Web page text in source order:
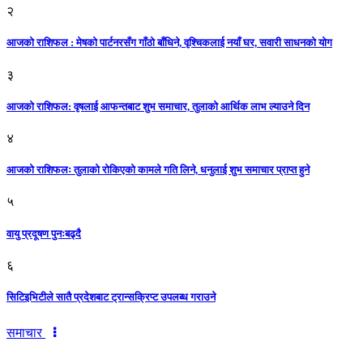
२
आजको राशिफल : मेषको पार्टनरसँग गाँठो बाँधिने, वृश्चिकलाई नयाँ घर, सवारी साधनकाे याेग
३
आजकाे राशिफल: वृषलाई आफन्तबाट शुभ समाचार, तुलाकाे आर्थिक लाभ ल्याउने दिन
४
आजको राशिफलः तुलाकाे रोकिएको कामले गति लिने, धनुलाई शुभ समाचार प्राप्त हुने
५
वायु प्रदूषण पुनःबढ्दै
६
सिटिइभिटीले सातै प्रदेशबाट ट्रान्सक्रिप्ट उपलब्ध गराउने
समाचार